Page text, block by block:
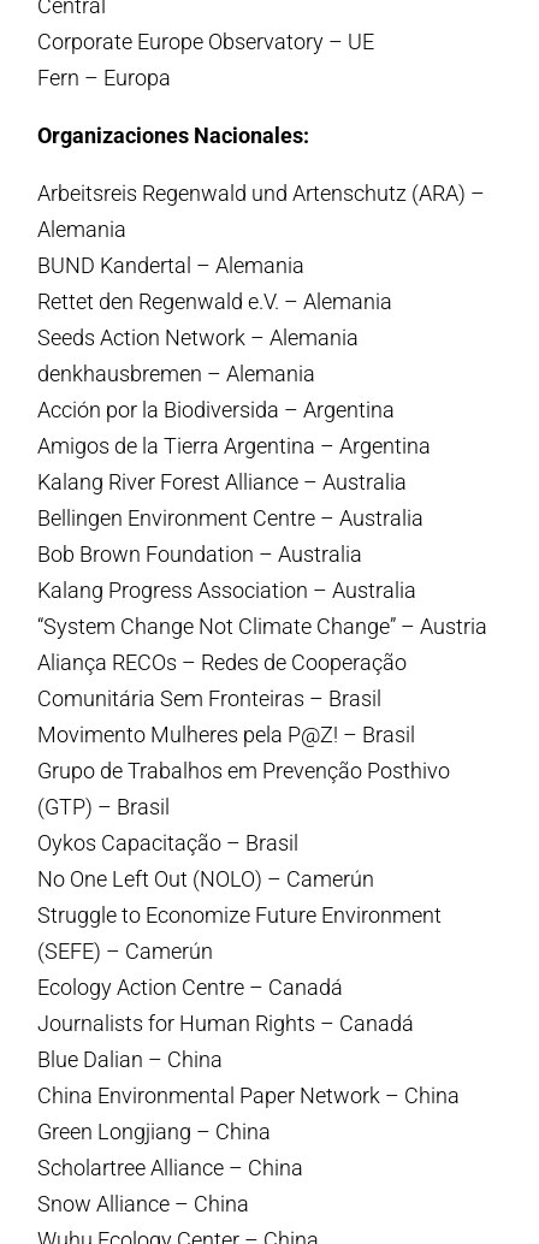
Central
Corporate Europe Observatory – UE
Fern – Europa
Organizaciones Nacionales:
Arbeitsreis Regenwald und Artenschutz (ARA) –
Alemania
BUND Kandertal – Alemania
Rettet den Regenwald e.V. – Alemania
Seeds Action Network – Alemania
denkhausbremen – Alemania
Acción por la Biodiversida – Argentina
Amigos de la Tierra Argentina – Argentina
Kalang River Forest Alliance – Australia
Bellingen Environment Centre – Australia
Bob Brown Foundation – Australia
Kalang Progress Association – Australia
“System Change Not Climate Change” – Austria
Aliança RECOs – Redes de Cooperação
Comunitária Sem Fronteiras – Brasil
Movimento Mulheres pela P@Z! – Brasil
Grupo de Trabalhos em Prevenção Posthivo
(GTP) – Brasil
Oykos Capacitação – Brasil
No One Left Out (NOLO) – Camerún
Struggle to Economize Future Environment
(SEFE) – Camerún
Ecology Action Centre – Canadá
Journalists for Human Rights – Canadá
Blue Dalian – China
China Environmental Paper Network – China
Green Longjiang – China
Scholartree Alliance – China
Snow Alliance – China